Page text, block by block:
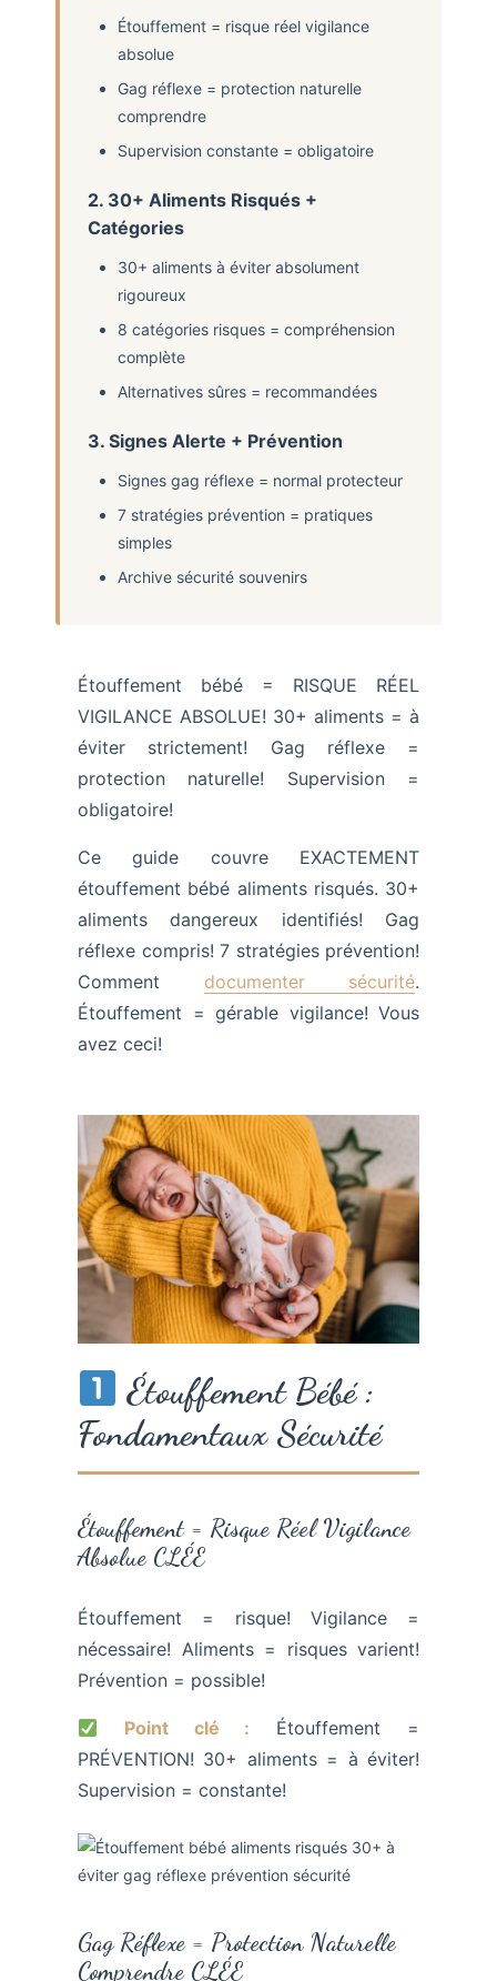
Étouffement = risque réel vigilance
absolue
Gag réflexe = protection naturelle
comprendre
Supervision constante = obligatoire
2. 30+ Aliments Risqués +
Catégories
30+ aliments à éviter absolument
rigoureux
8 catégories risques = compréhension
complète
Alternatives sûres = recommandées
3. Signes Alerte + Prévention
Signes gag réflexe = normal protecteur
7 stratégies prévention = pratiques
simples
Archive sécurité souvenirs
Étouffement bébé = RISQUE RÉEL
VIGILANCE ABSOLUE! 30+ aliments = à
éviter strictement! Gag réflexe =
protection naturelle! Supervision =
obligatoire!
Ce guide couvre EXACTEMENT
étouffement bébé aliments risqués. 30+
aliments dangereux identifiés! Gag
réflexe compris! 7 stratégies prévention!
Comment documenter sécurité.
Étouffement = gérable vigilance! Vous
avez ceci!
Étouffement Bébé :
Fondamentaux Sécurité
Étouffement = Risque Réel Vigilance
Absolue CLÉE
Étouffement = risque! Vigilance =
nécessaire! Aliments = risques varient!
Prévention = possible!
Point clé : Étouffement =
PRÉVENTION! 30+ aliments = à éviter!
Supervision = constante!
Gag Réflexe = Protection Naturelle
Comprendre CLÉE